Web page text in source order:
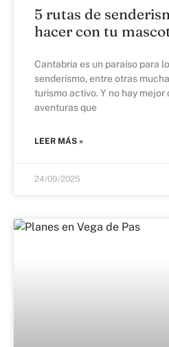
5 rutas de
hacer con tu
Cantabria es un paraíso para
senderismo, entre otras
turismo activo. Y no hay
aventuras que
LEER MÁS »
24/09/2025